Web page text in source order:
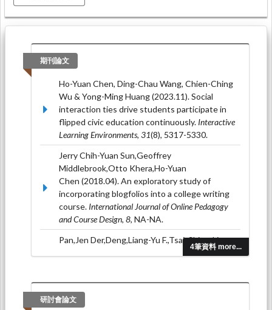
期刊論文
4筆資料 more...
Ho-Yuan Chen, Ding-Chau Wang, Chien-Ching
Wu & Yong-Ming Huang (2023.11). Social
interaction ties drive students participate in
flipped civic education continuously. Interactive
Learning Environments, 31(8), 5317-5330.
Jerry Chih-Yuan Sun,Geoffrey
Middlebrook,Otto Khera,Ho-Yuan
Chen (2018.04). An exploratory study of
incorporating blogfolios into a college writing
course. International Journal of Online Pedagogy
and Course Design, 8, NA-NA.
Pan,Jen Der,Deng,Liang-Yu F.,Tsai, Shiou-Ling,
Journal of Guidance and Counseling, 42
研討會論文